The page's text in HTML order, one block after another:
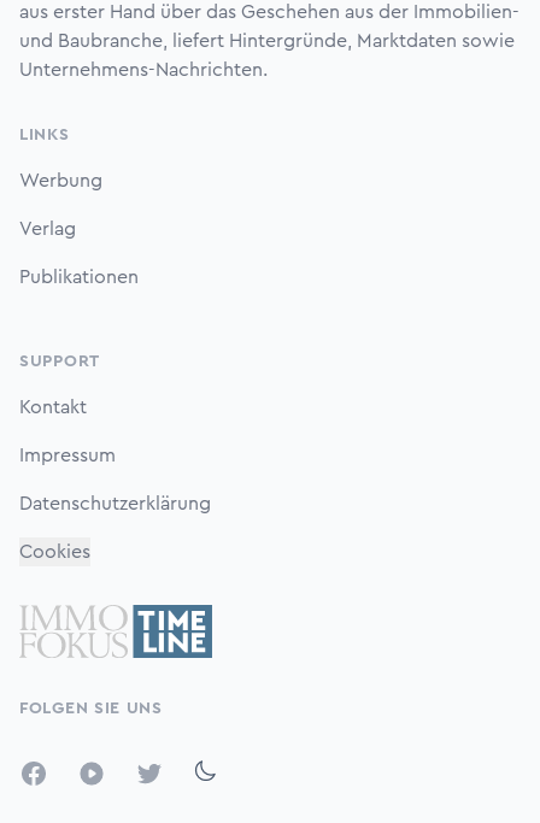
aus erster Hand über das Geschehen aus der Immobilien-
und Baubranche, liefert Hintergründe, Marktdaten sowie
Unternehmens-Nachrichten.
LINKS
Werbung
Verlag
Publikationen
SUPPORT
Kontakt
Impressum
Datenschutzerklärung
Cookies
FOLGEN SIE UNS
FacebookYouTubeTwitter